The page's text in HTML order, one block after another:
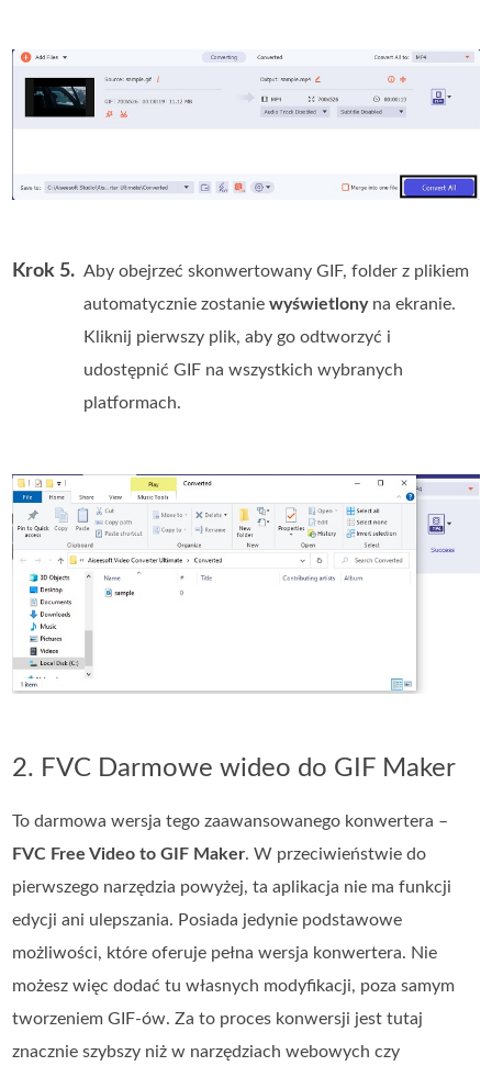
Krok 5. Aby obejrzeć skonwertowany GIF, folder z plikiem
automatycznie zostaniewyświetlonyna ekranie.
Kliknij pierwszy plik, aby go odtworzyć i
udostępnić GIF na wszystkich wybranych
platformach.
2. FVC Darmowe wideo do GIF Maker
To darmowa wersja tego zaawansowanego konwertera –
FVC Free Video to GIF Maker. W przeciwieństwie do
pierwszego narzędzia powyżej, ta aplikacja nie ma funkcji
edycji ani ulepszania. Posiada jedynie podstawowe
możliwości, które oferuje pełna wersja konwertera. Nie
możesz więc dodać tu własnych modyfikacji, poza samym
tworzeniem GIF‑ów. Za to proces konwersji jest tutaj
znacznie szybszy niż w narzędziach webowych czy